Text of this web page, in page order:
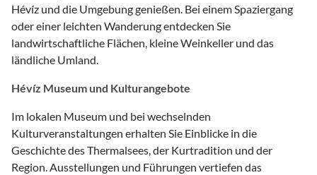
Hévíz und die Umgebung genießen. Bei einem Spaziergang
oder einer leichten Wanderung entdecken Sie
landwirtschaftliche Flächen, kleine Weinkeller und das
ländliche Umland.
Hévíz Museum und Kulturangebote
Im lokalen Museum und bei wechselnden
Kulturveranstaltungen erhalten Sie Einblicke in die
Geschichte des Thermalsees, der Kurtradition und der
Region. Ausstellungen und Führungen vertiefen das